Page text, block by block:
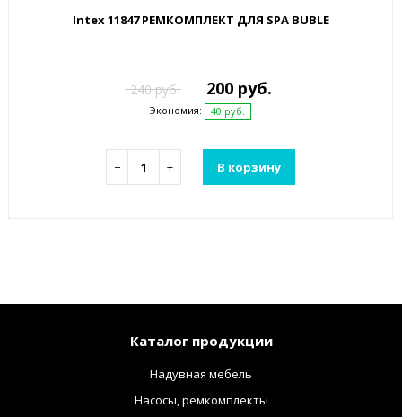
Intex 11847 РЕМКОМПЛЕКТ ДЛЯ SPA BUBLE
240 руб. 200 руб.
Экономия: 40 руб.
− + В корзину
Каталог продукции
Надувная мебель
Насосы, ремкомплекты